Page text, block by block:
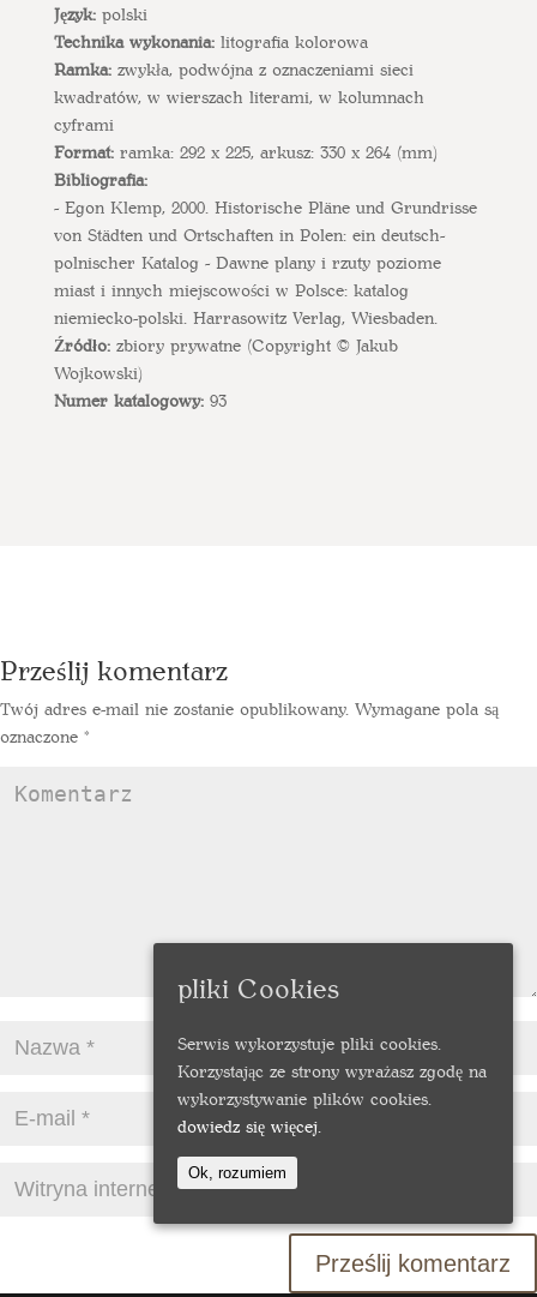
Język:polski
Technika wykonania:litografia kolorowa
Ramka:zwykła, podwójna z oznaczeniami sieci
kwadratów, w wierszach literami, w kolumnach
cyframi
Format:ramka: 292 x 225, arkusz: 330 x 264 (mm)
Bibliografia:
- Egon Klemp, 2000. Historische Pläne und Grundrisse
von Städten und Ortschaften in Polen: ein deutsch-
polnischer Katalog - Dawne plany i rzuty poziome
miast i innych miejscowości w Polsce: katalog
niemiecko-polski. Harrasowitz Verlag, Wiesbaden.
Źródło:zbiory prywatne (Copyright © Jakub
Wojkowski)
Numer katalogowy:93
Prześlij komentarz
Twój adres e-mail nie zostanie opublikowany. Wymagane pola są
oznaczone *
pliki Cookies
Serwis wykorzystuje pliki cookies.
Korzystając ze strony wyrażasz zgodę na
wykorzystywanie plików cookies.
dowiedz się więcej.
Ok, rozumiem